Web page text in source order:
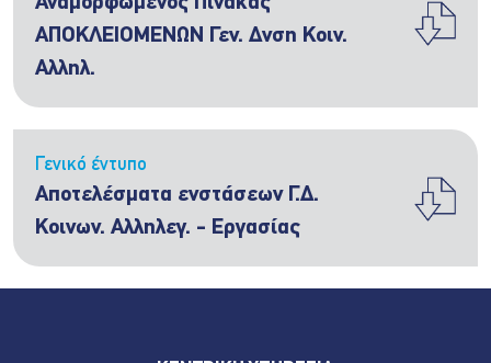
ΑΠΟΚΛΕΙΟΜΕΝΩΝ Γεν. Δνση Κοιν.
Αλληλ.
Γενικό έντυπο
Αποτελέσματα ενστάσεων Γ.Δ.
Κοινων. Αλληλεγ. - Εργασίας